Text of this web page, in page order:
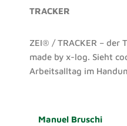
TRACKER
ZEI® / TRACKER – der
made by x-log. Sieht
Arbeitsalltag im
Manuel Bruschi